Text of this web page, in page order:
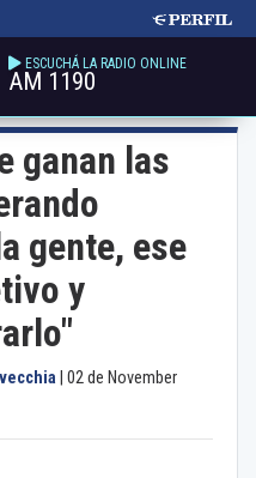
ESCUCHÁ LA RADIO ONLINE
AM 1190
ganan las
gente, ese
y
02 de November